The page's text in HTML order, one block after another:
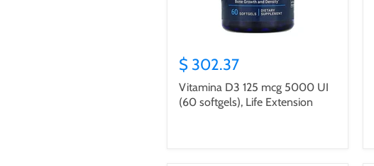
$ 302.37
Vitamina D3 125 mcg 5000 UI
(60 softgels), Life Extension